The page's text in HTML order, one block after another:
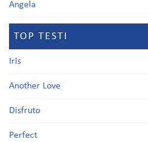
Angela
TOP TESTI
Iris
Another Love
Disfruto
Perfect